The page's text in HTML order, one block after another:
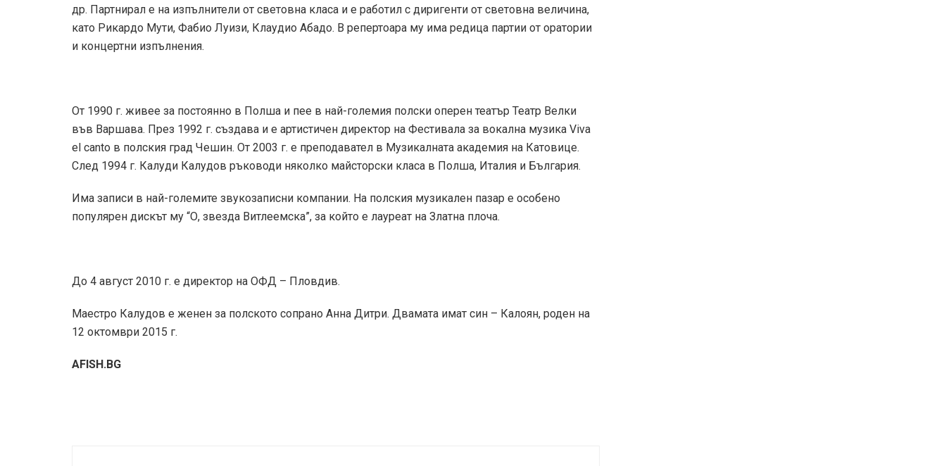
др. Партнирал е на изпълнители от световна класа и е работил с диригенти от световна величина,
като Рикардо Мути, Фабио Луизи, Клаудио Абадо. В репертоара му има редица партии от оратории
и концертни изпълнения.
От 1990 г. живее за постоянно в Полша и пее в най-големия полски оперен театър Театр Велки
във Варшава. През 1992 г. създава и е артистичен директор на Фестивала за вокална музика Viva
el canto в полския град Чешин. От 2003 г. е преподавател в Музикалната академия на Катовице.
След 1994 г. Калуди Калудов ръководи няколко майсторски класа в Полша, Италия и България.
Има записи в най-големите звукозаписни компании. На полския музикален пазар е особено
популярен дискът му “О, звезда Витлеемска”, за който е лауреат на Златна плоча.
До 4 август 2010 г. е директор на ОФД – Пловдив.
Маестро Калудов е женен за полското сопрано Анна Дитри. Двамата имат син – Калоян, роден на
12 октомври 2015 г.
AFISH.BG